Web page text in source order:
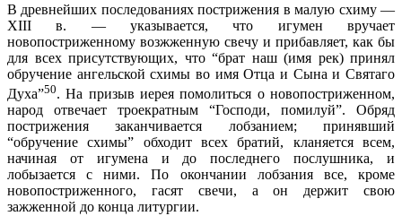
В древнейших последованиях пострижения в малую схиму —
XIII в. — указывается, что игумен вручает
новопостриженному возжженную свечу и прибавляет, как бы
для всех присутствующих, что “брат наш (имя рек) принял
обручение ангельской схимы во имя Отца и Сына и Святаго
Духа”50. На призыв иерея помолиться о новопостриженном,
народ отвечает троекратным “Господи, помилуй”. Обряд
пострижения заканчивается лобзанием; принявший
“обручение схимы” обходит всех братий, кланяется всем,
начиная от игумена и до последнего послушника, и
лобызается с ними. По окончании лобзания все, кроме
новопостриженного, гасят свечи, а он держит свою
зажженной до конца литургии.